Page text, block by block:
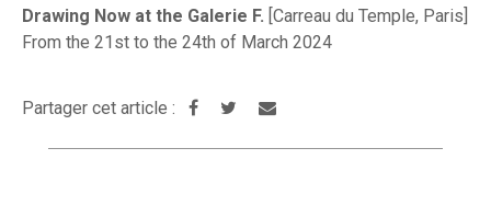
Drawing Now at the Galerie F. [Carreau du Temple, Paris]
From the 21st to the 24th of March 2024
Partager cet article :